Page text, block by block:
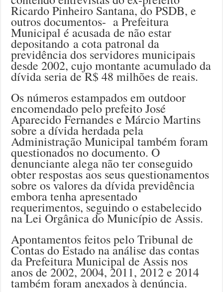
Ricardo Pinheiro Santana, do PSDB, e
outros documentos- a Prefeitura
Municipal é acusada de não estar
depositando a cota patronal da
previdência dos servidores municipais
desde 2002, cujo montante acumulado da
dívida seria de R$ 48 milhões de reais.
Os números estampados em outdoor
encomendado pelo prefeito José
Aparecido Fernandes e Márcio Martins
sobre a dívida herdada pela
Administração Municipal também foram
questionados no documento. O
denunciante alega não ter conseguido
obter respostas aos seus questionamentos
sobre os valores da dívida previdência
embora tenha apresentado
requerimentos, seguindo o estabelecido
na Lei Orgânica do Município de Assis.
Apontamentos feitos pelo Tribunal de
Contas do Estado na análise das contas
da Prefeitura Municipal de Assis nos
anos de 2002, 2004, 2011, 2012 e 2014
também foram anexados à denúncia.